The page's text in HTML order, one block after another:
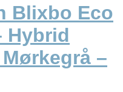
Blixbo Eco
Hybrid
–